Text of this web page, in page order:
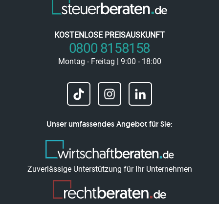
KOSTENLOSE PREISAUSKUNFT
0800 8158158
Montag - Freitag | 9:00 - 18:00
Unser umfassendes Angebot für Sie:
Zuverlässige Unterstützung für Ihr Unternehmen